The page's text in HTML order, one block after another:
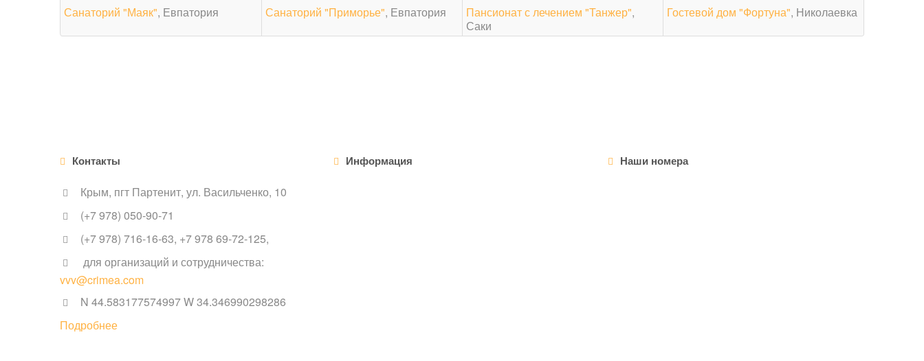
Санаторий "Маяк", Евпатория Санаторий "Приморье", Евпатория Пансионат с лечением "Танжер",
Саки
Гостевой дом "Фортуна", Николаевка
Контакты
Крым, пгт Партенит, ул. Васильченко, 10
(+7 978) 050-90-71
(+7 978) 716-16-63, +7 978 69-72-125,
для организаций и сотрудничества:
vvv@crimea.com
N 44.583177574997 W 34.346990298286
Подробнее
Информация Наши номера